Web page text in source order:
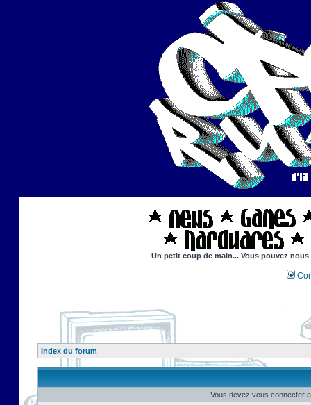
Un petit coup de main... Vous pouvez
Index du forum
Vous devez vous connecter